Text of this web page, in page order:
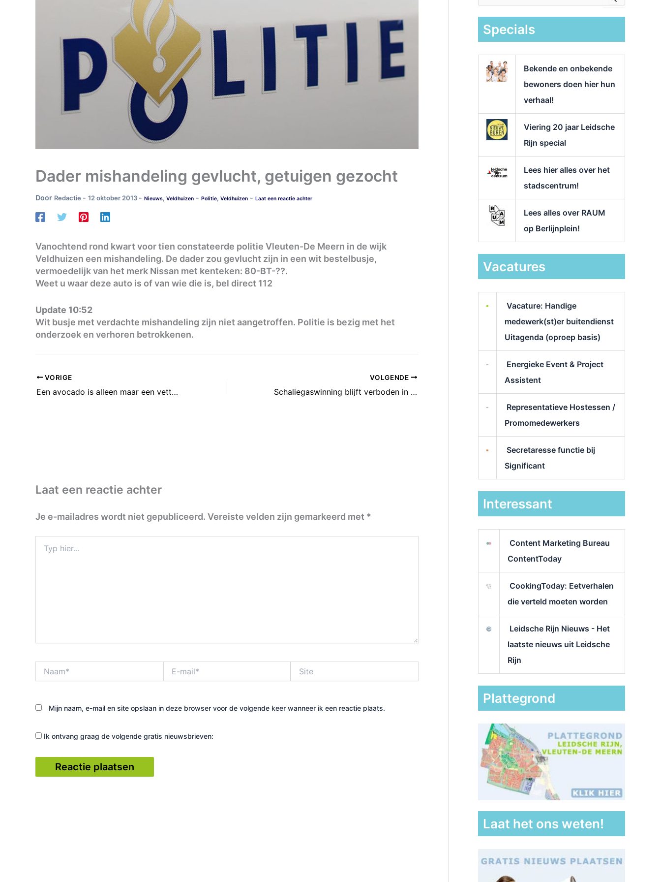
Dader mishandeling gevlucht, getuigen gezocht
Door Redactie - 12 oktober 2013 - Nieuws, Veldhuizen - Politie, Veldhuizen - Laat een reactie achter
Vanochtend rond kwart voor tien constateerde politie Vleuten-De Meern in de wijk
Veldhuizen een mishandeling. De dader zou gevlucht zijn in een wit bestelbusje,
vermoedelijk van het merk Nissan met kenteken: 80-BT-??.
Weet u waar deze auto is of van wie die is, bel direct 112
Update 10:52
Wit busje met verdachte mishandeling zijn niet aangetroffen. Politie is bezig met het
onderzoek en verhoren betrokkenen.
VORIGE
Een avocado is alleen maar een vette hap… of niet?
VOLGENDE
Schaliegaswinning blijft verboden in Frankrijk
Laat een reactie achter
Je e-mailadres wordt niet gepubliceerd. Vereiste velden zijn gemarkeerd met *
hier...
mail*
Mijn naam, e-mail en site opslaan in deze browser voor de volgende keer wanneer ik een reactie plaats.
Ik ontvang graag de volgende gratis nieuwsbrieven:
k
Specials
Bekende en onbekende
bewoners doen hier hun
verhaal!
Viering 20 jaar Leidsche
Rijn special
Lees hier alles over het
stadscentrum!
Lees alles over RAUM
op Berlijnplein!
Vacatures
Vacature: Handige
medewerk(st)er buitendienst
Uitagenda (oproep basis)
Energieke Event & Project
Assistent
Representatieve Hostessen /
Promomedewerkers
Secretaresse functie bij
Significant
Interessant
Content Marketing Bureau
ContentToday
CookingToday: Eetverhalen
die verteld moeten worden
Leidsche Rijn Nieuws - Het
laatste nieuws uit Leidsche
Rijn
Plattegrond
Laat het ons weten!